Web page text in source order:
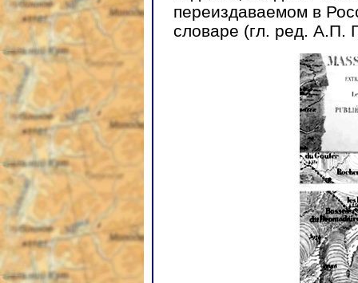
переиздаваемом в
словаре (гл. ред. А.П.